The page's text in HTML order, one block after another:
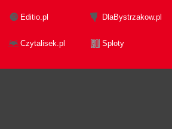
Editio.pl DlaBystrzakow.pl
Czytalisek.pl Sploty